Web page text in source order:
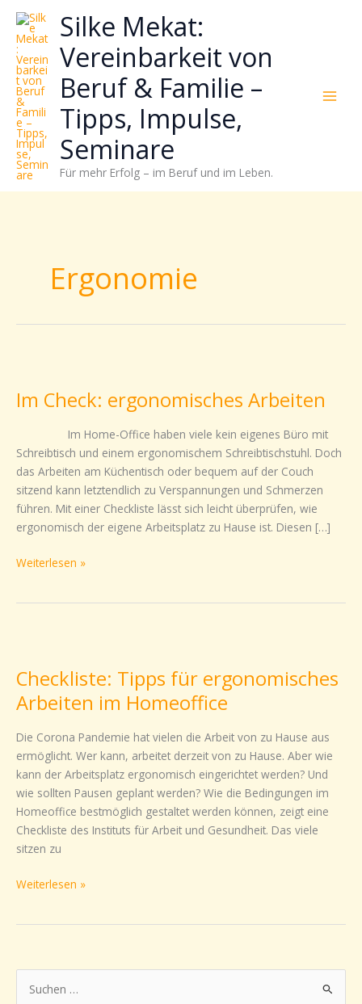
Zum
Inhalt
springen
Silke Mekat:
Vereinbarkeit von
Beruf & Familie –
Tipps, Impulse,
Seminare
Für mehr Erfolg – im Beruf und im Leben.
Ergonomie
Im Check: ergonomisches Arbeiten
Im Home-Office haben viele kein eigenes Büro mit
Schreibtisch und einem ergonomischem Schreibtischstuhl. Doch
das Arbeiten am Küchentisch oder bequem auf der Couch
sitzend kann letztendlich zu Verspannungen und Schmerzen
führen. Mit einer Checkliste lässt sich leicht überprüfen, wie
ergonomisch der eigene Arbeitsplatz zu Hause ist. Diesen […]
ergonomisches
Weiterlesen »
Checkliste: Tipps für ergonomisches
Arbeiten im Homeoffice
Die Corona Pandemie hat vielen die Arbeit von zu Hause aus
ermöglicht. Wer kann, arbeitet derzeit von zu Hause. Aber wie
kann der Arbeitsplatz ergonomisch eingerichtet werden? Und
wie sollten Pausen geplant werden? Wie die Bedingungen im
Homeoffice bestmöglich gestaltet werden können, zeigt eine
Checkliste des Instituts für Arbeit und Gesundheit. Das viele
sitzen zu
für
ergonomisches
Arbeiten
im
Homeoffice
Weiterlesen »
wie
sich
Stress
reduzieren
Energie
gezielter
einsetzen
lässt?
Einfach